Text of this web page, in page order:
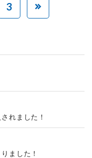
3
れました！
ました！